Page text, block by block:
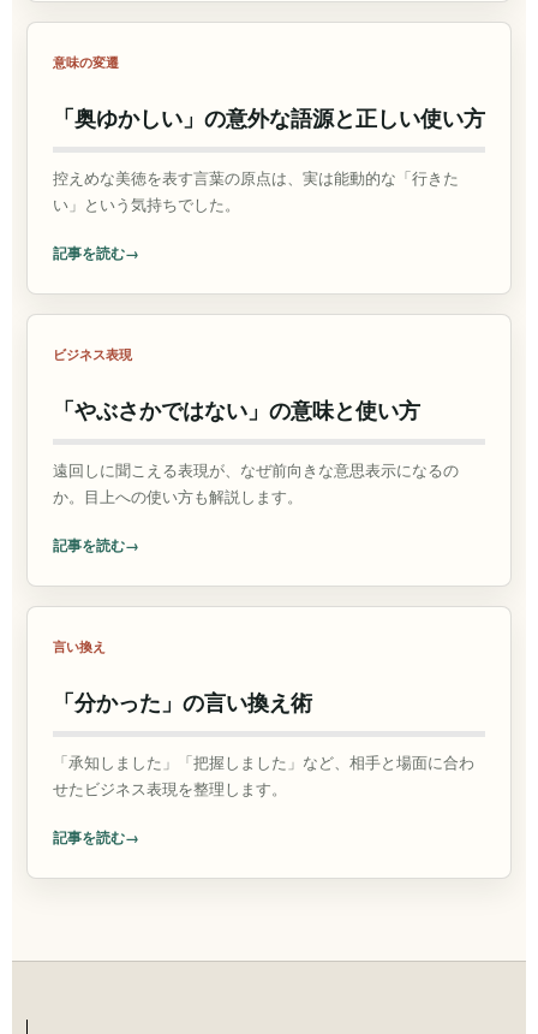
意味の変遷
「奥ゆかしい」の意外な語源と正しい使い方
控えめな美徳を表す言葉の原点は、実は能動的な「行きた
い」という気持ちでした。
記事を読む
ビジネス表現
「やぶさかではない」の意味と使い方
遠回しに聞こえる表現が、なぜ前向きな意思表示になるの
か。目上への使い方も解説します。
記事を読む
言い換え
「分かった」の言い換え術
「承知しました」「把握しました」など、相手と場面に合わ
せたビジネス表現を整理します。
記事を読む